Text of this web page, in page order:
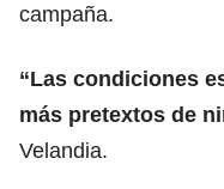
campaña.
“Las condiciones
más pretextos de
Velandia.